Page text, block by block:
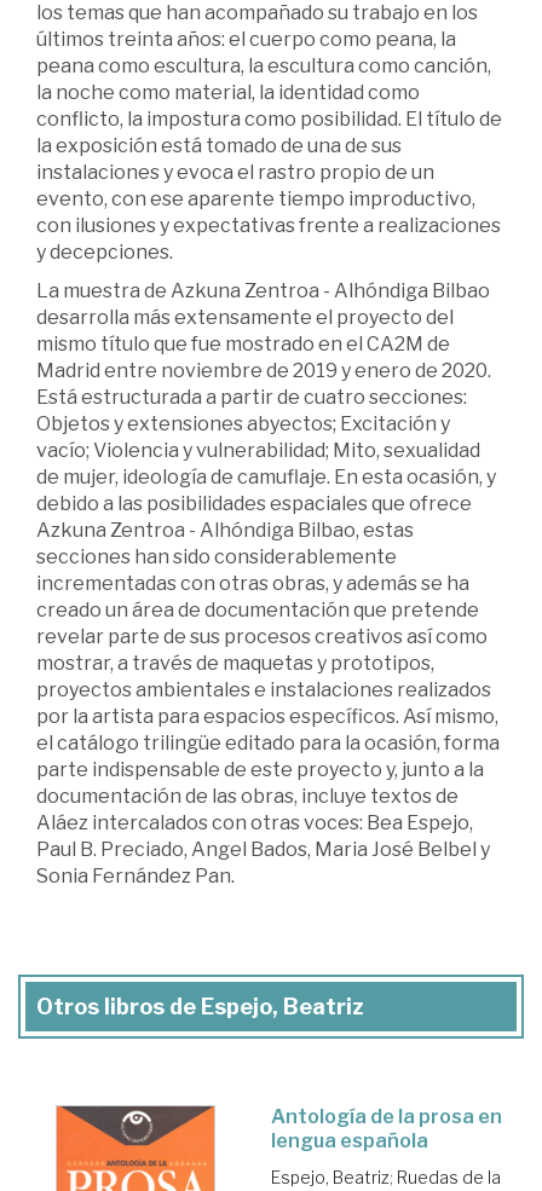
los temas que han acompañado su trabajo en los
últimos treinta años: el cuerpo como peana, la
peana como escultura, la escultura como canción,
la noche como material, la identidad como
conflicto, la impostura como posibilidad. El título de
la exposición está tomado de una de sus
instalaciones y evoca el rastro propio de un
evento, con ese aparente tiempo improductivo,
con ilusiones y expectativas frente a realizaciones
y decepciones.
La muestra de Azkuna Zentroa - Alhóndiga Bilbao
desarrolla más extensamente el proyecto del
mismo título que fue mostrado en el CA2M de
Madrid entre noviembre de 2019 y enero de 2020.
Está estructurada a partir de cuatro secciones:
Objetos y extensiones abyectos; Excitación y
vacío; Violencia y vulnerabilidad; Mito, sexualidad
de mujer, ideología de camuflaje. En esta ocasión, y
debido a las posibilidades espaciales que ofrece
Azkuna Zentroa - Alhóndiga Bilbao, estas
secciones han sido considerablemente
incrementadas con otras obras, y además se ha
creado un área de documentación que pretende
revelar parte de sus procesos creativos así como
mostrar, a través de maquetas y prototipos,
proyectos ambientales e instalaciones realizados
por la artista para espacios específicos. Así mismo,
el catálogo trilingüe editado para la ocasión, forma
parte indispensable de este proyecto y, junto a la
documentación de las obras, incluye textos de
Aláez intercalados con otras voces: Bea Espejo,
Paul B. Preciado, Angel Bados, Maria José Belbel y
Sonia Fernández Pan.
Otros libros de Espejo, Beatriz
Antología de la prosa en
lengua española
Espejo, Beatriz; Ruedas de la